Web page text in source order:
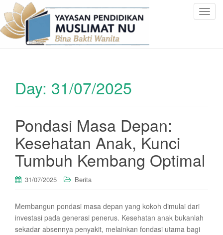
T
Day: 31/07/2025
Pondasi Masa Depan:
Kesehatan Anak, Kunci
Tumbuh Kembang Optimal
31/07/2025 Berita
Membangun pondasi masa depan yang kokoh dimulai dari
investasi pada generasi penerus. Kesehatan anak bukanlah
sekadar absennya penyakit, melainkan fondasi utama bagi